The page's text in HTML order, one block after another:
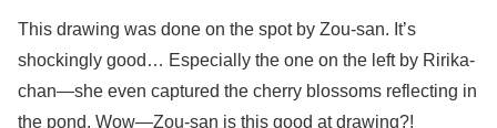
This drawing was done on the spot by Zou-san. It’s
shockingly good… Especially the one on the left by Ririka-
chan—she even captured the cherry blossoms reflecting in
the pond. Wow—Zou-san is this good at drawing?!